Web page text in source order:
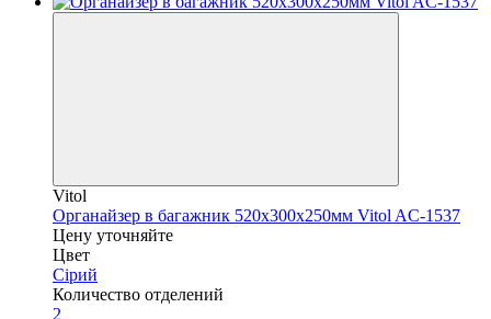
Vitol
Органайзер в багажник 520х300х250мм Vitol AC-1537
Цену уточняйте
Цвет
Сірий
Количество отделений
2